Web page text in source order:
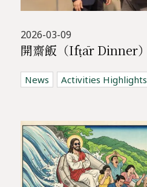
2026-03-09
News Activities Highlights